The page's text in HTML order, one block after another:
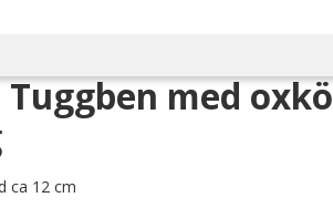
med
ca 12 cm